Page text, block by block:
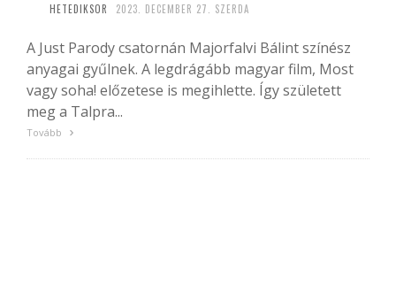
HETEDIKSOR 2023. DECEMBER 27. SZERDA
A Just Parody csatornán Majorfalvi Bálint színész
anyagai gyűlnek. A legdrágább magyar film, Most
vagy soha! előzetese is megihlette. Így született
meg a Talpra...
Tovább